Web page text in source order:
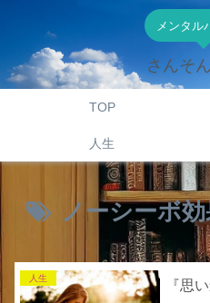
メンタル
さんそ
TOP
人生
ノーシーボ
人生 『思